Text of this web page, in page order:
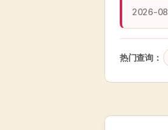
2026-
热门查询：